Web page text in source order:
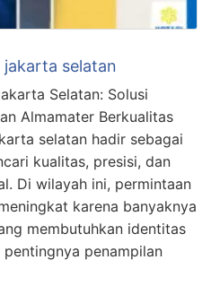
selatan
Selatan: Solusi
Almamater Berkualitas
selatan hadir sebagai
kualitas, presisi, dan
Di wilayah ini, permintaan
karena banyaknya
membutuhkan identitas
pentingnya penampilan